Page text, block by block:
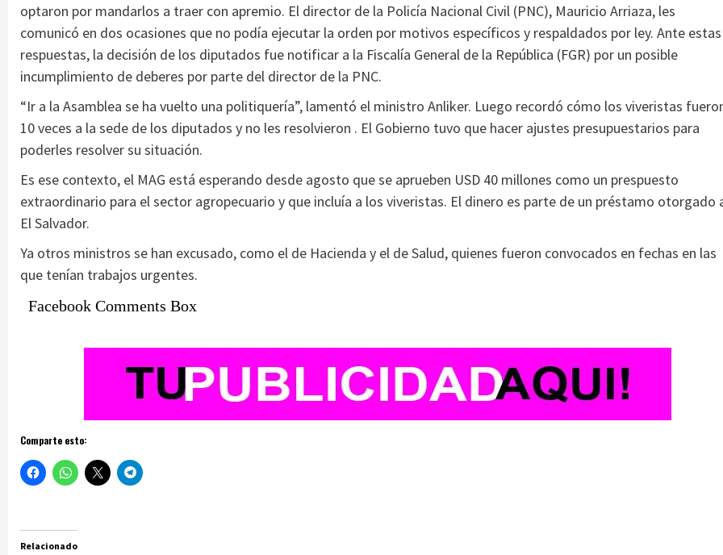
optaron por mandarlos a traer con apremio. El director de la Policía Nacional Civil (PNC), Mauricio Arriaza, les
comunicó en dos ocasiones que no podía ejecutar la orden por motivos específicos y respaldados por ley. Ante estas
respuestas, la decisión de los diputados fue notificar a la Fiscalía General de la República (FGR) por un posible
incumplimiento de deberes por parte del director de la PNC.
“Ir a la Asamblea se ha vuelto una politiquería”, lamentó el ministro Anliker. Luego recordó cómo los viveristas
10 veces a la sede de los diputados y no les resolvieron . El Gobierno tuvo que hacer ajustes presupuestarios para
poderles resolver su situación.
Es ese contexto, el MAG está esperando desde agosto que se aprueben USD 40 millones como un prespuesto
extraordinario para el sector agropecuario y que incluía a los viveristas. El dinero es parte de un préstamo otorgado
El Salvador.
Ya otros ministros se han excusado, como el de Hacienda y el de Salud, quienes fueron convocados en fechas en las
que tenían trabajos urgentes.
Facebook Comments Box
Comparte esto:
Relacionado